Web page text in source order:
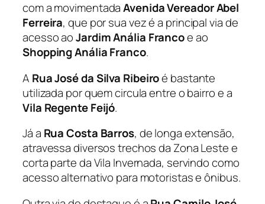
com a movimentadaAvenida Vereador Abel
Ferreira, que por sua vez é a principal via de
acesso aoJardim Anália Francoe ao
Shopping Anália Franco.
A Rua José da Silva Ribeiroé bastante
utilizada por quem circula entre o bairro e a
Vila Regente Feijó.
Já a Rua Costa Barros, de longa extensão,
atravessa diversos trechos da Zona Leste e
corta parte da Vila Invernada, servindo como
acesso alternativo para motoristas e ônibus.